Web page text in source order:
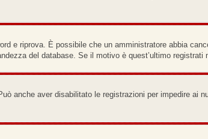
e riprova. È possibile che un amministratore abbia
del database. Se il motivo è quest’ultimo registrati
anche aver disabilitato le registrazioni per impedire ai